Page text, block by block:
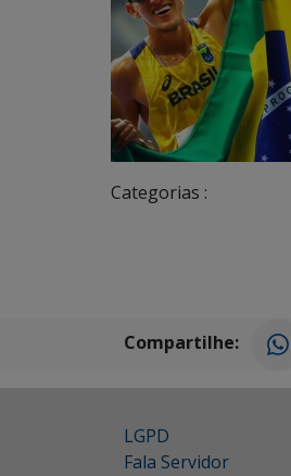
Categorias :
Compartilhe:
LGPD
Fala Servidor